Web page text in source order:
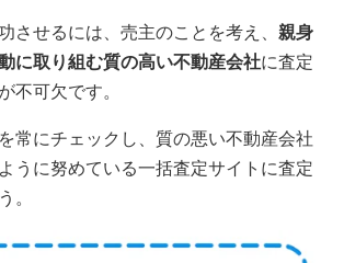
させるには、売主のことを考え、 親身
に取り組む質の高い不動産会社に査定
不可欠です。
常にチェックし、質の悪い不動産会社
うに努めている一括査定サイトに査定
。